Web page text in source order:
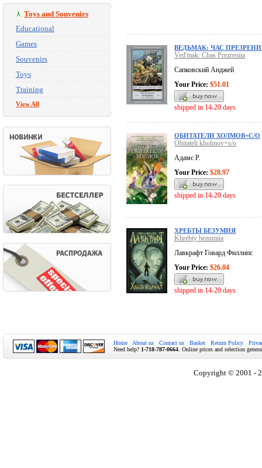
Toys and Souvenirs
Educational
Games
Souvenirs
Toys
Training
View All
ВЕДЬМАК: ЧАС
Ved'mak: Chas Prezreniia
Сапковский Анджей
Your Price: $51.01
shipped in 14-20 days
ОБИТАТЕЛИ ХОЛМОВ+С/О
Obitateli kholmov+s/o
Адамс Р.
Your Price: $28.97
shipped in 14-20 days
ХРЕБТЫ БЕЗУМИЯ
Khrebty bezumiia
Лавкрафт Говард Филлипс
Your Price: $26.04
shipped in 14-20 days
Home About us Contact us Basket Return Policy
Need help? 1-718-787-0664 . Online prices and selection
Copyright © 2001 -